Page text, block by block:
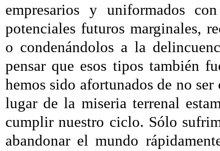
empresarios y uniformados
potenciales futuros marginales,
o condenándolos a la
pensar que esos tipos también
hemos sido afortunados de no
lugar de la miseria terrenal
cumplir nuestro ciclo. Sólo
abandonar el mundo